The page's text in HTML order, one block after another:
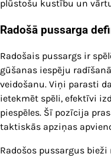
plūstošu kustību un
Radošā pussarga
Radošais pussargs ir
gūšanas iespēju
veidošanu. Viņi parasti
ietekmēt spēli, efektīvi
piespēles. Šī pozīcija
taktiskās apziņas
Radošos pussargus